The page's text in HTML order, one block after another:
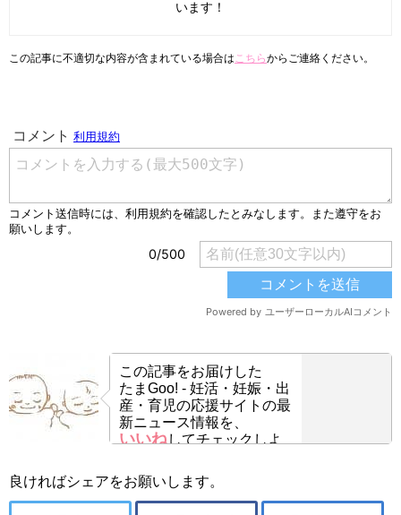
います！
この記事に不適切な内容が含まれている場合はこちらからご連絡ください。
この記事をお届けした
たまGoo! - 妊活・妊娠・出
産・育児の応援サイトの最
新ニュース情報を、
いいねしてチェックしよ
良ければシェアをお願いします。